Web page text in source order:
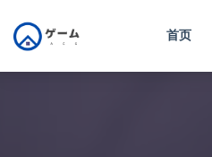
首页